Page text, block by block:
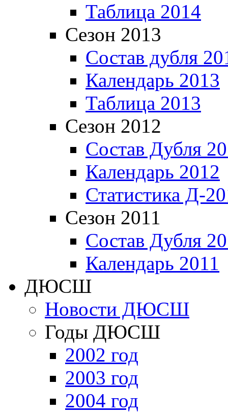
Таблица 2014
Сезон 2013
Состав дубля
Календарь 2013
Таблица 2013
Сезон 2012
Состав Дубля
Календарь 2012
Статистика Д-
Сезон 2011
Состав Дубля
Календарь 2011
ДЮСШ
Новости ДЮСШ
Годы ДЮСШ
2002 год
2003 год
2004 год